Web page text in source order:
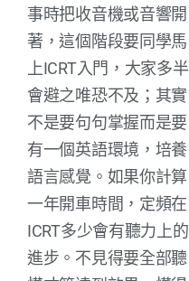
事時把收音機或音響開
著，這個階段要同學馬
上ICRT入門，大家多半
會避之唯恐不及；其實
不是要句句掌握而是要
有一個英語環境，培養
語言感覺。如果你計算
一年開車時間，定頻在
ICRT多少會有聽力上的
進步。不見得要全部聽